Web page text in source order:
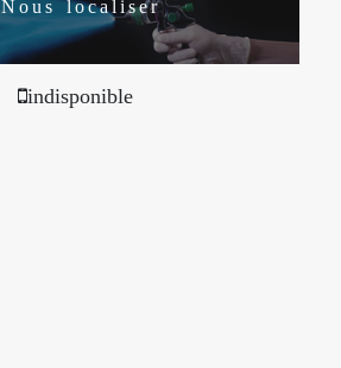
Nous localiser
indisponible